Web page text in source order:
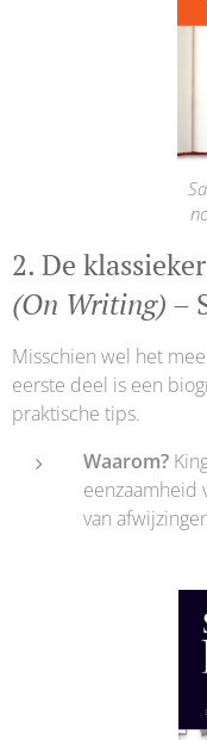
2. De
(On Writing) –
Misschien wel het
eerste deel is een
praktische tips.
Waarom?
eenzaamheid
van